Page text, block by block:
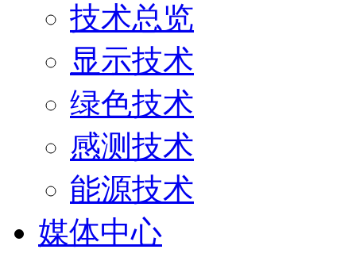
技术总览
显示技术
绿色技术
感测技术
能源技术
媒体中心